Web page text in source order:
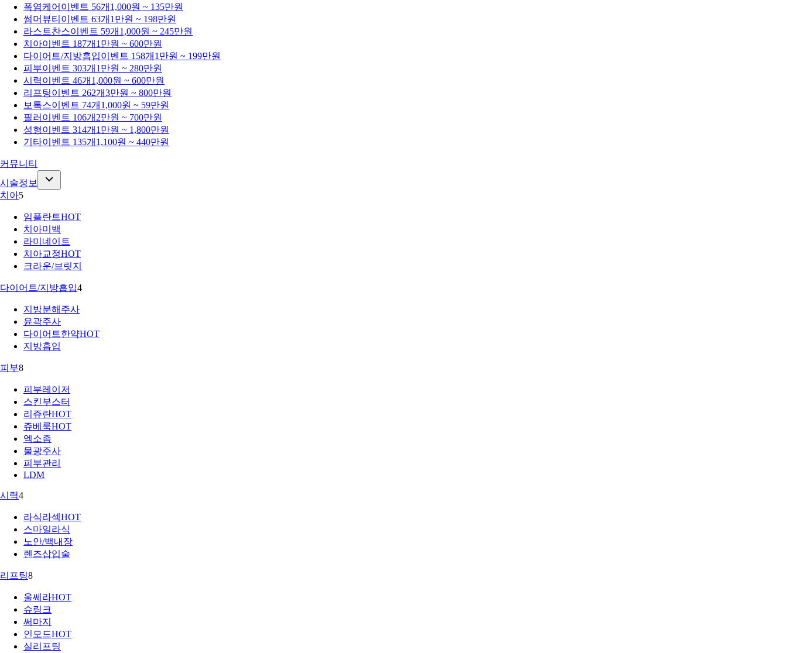
폭염케어 이벤트 56개 1,000원 ~ 135만원
썸머뷰티 이벤트 63개 1만원 ~ 198만원
라스트찬스이벤트 59개 1,000원 ~ 245만원
치아이벤트 187개 1만원 ~ 600만원
다이어트/지방흡입이벤트 158개 1만원 ~ 199만원
피부이벤트 303개 1만원 ~ 280만원
시력이벤트 46개 1,000원 ~ 600만원
리프팅이벤트 262개3만원 ~ 800만원
보톡스이벤트 74개 1,000원 ~ 59만원
필러 이벤트 106개 2만원 ~ 700만원
성형이벤트 314개 1만원 ~ 1,800만원
기타이벤트 135개 1,100원 ~ 440만원
커뮤니티
시술정보
치아5
임플란트HOT
치아미백
라미네이트
치아교정HOT
크라운/브릿지
다이어트/지방흡입4
지방분해주사
윤곽주사
다이어트한약HOT
지방흡입
피부8
피부레이저
스킨부스터
리쥬란HOT
쥬베룩HOT
엑소좀
물광주사
피부관리
LDM
시력4
라식라섹HOT
스마일라식
노안/백내장
렌즈삽입술
리프팅8
울쎄라HOT
슈링크
써마지
인모드HOT
실리프팅